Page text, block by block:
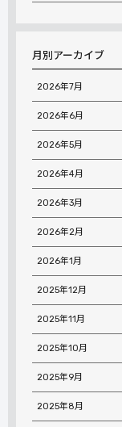
月別アーカイブ
2026年7月
2026年6月
2026年5月
2026年4月
2026年3月
2026年2月
2026年1月
2025年12月
2025年11月
2025年10月
2025年9月
2025年8月